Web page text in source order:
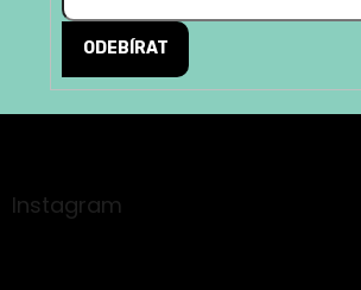
ODEBÍRAT
aInstagram